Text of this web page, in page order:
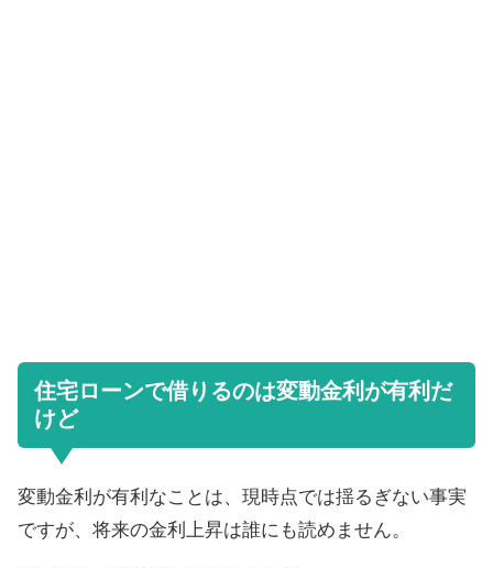
住宅ローンで借りるのは変動金利が有利だ
けど
変動金利が有利なことは、現時点では揺るぎない事実
ですが、将来の金利上昇は誰にも読めません。